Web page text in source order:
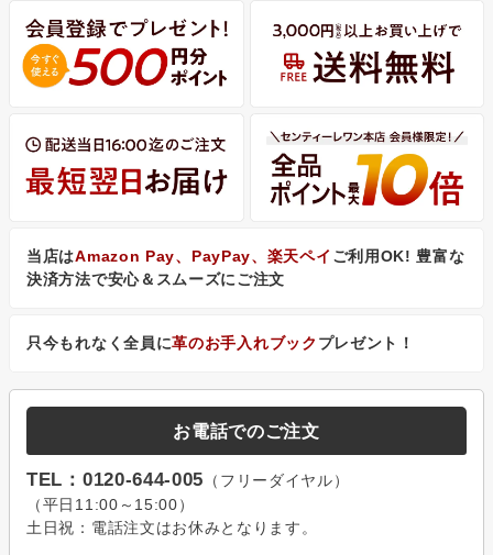
当店はAmazon Pay、PayPay、楽天ペイ ご利用OK! 豊富な
決済方法で安心＆スムーズにご注文
只今もれなく全員に革のお手入れブック プレゼント！
お電話でのご注文
TEL：0120-644-005 （フリーダイヤル）
（平日11:00～15:00）
土日祝：電話注文はお休みとなります。